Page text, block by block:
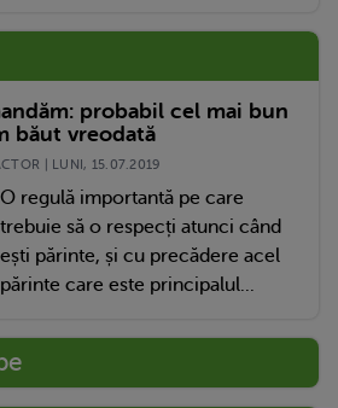
probabil cel mai bun
băut vreodată
| LUNI, 15.07.2019
O regulă importantă pe care
trebuie să o respecți atunci când
ești părinte, și cu precădere acel
părinte care este principalul...